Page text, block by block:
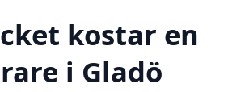
kostar en
i Gladö